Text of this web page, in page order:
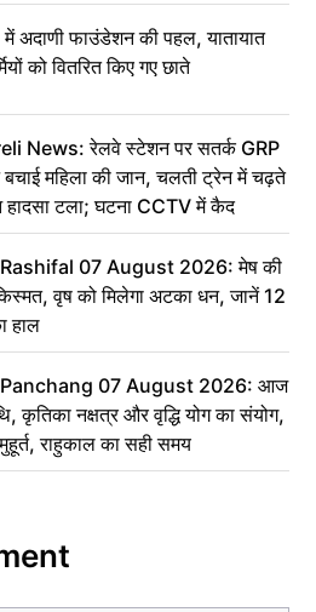
अदाणी फाउंडेशन की पहल, यातायात
को वितरित किए गए छाते
News: रेलवे स्टेशन पर सतर्क GRP
बचाई महिला की जान, चलती ट्रेन में चढ़ते
टला; घटना CCTV में कैद
07 August 2026: मेष की
वृष को मिलेगा अटका धन, जानें 12
हाल
Panchang 07 August 2026: आज
कृतिका नक्षत्र और वृद्धि योग का संयोग,
राहुकाल का सही समय